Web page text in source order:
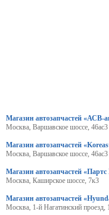
Магазин автозапчастей «АСВ-
Москва, Варшавское шоссе, 46ас3
Магазин автозапчастей
Москва, Варшавское шоссе, 46ас3
Магазин автозапчастей
Москва, Каширское шоссе, 7к3
Магазин автозапчастей
Москва, 1-й Нагатинский проезд,